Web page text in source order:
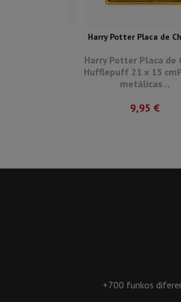
Harry Potter Placa de
Harry Potter Placa de
Hufflepuff 21 x 15
metálicas...
9,95 €
+700 funkos